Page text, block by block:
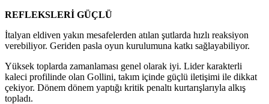
REFLEKSLERİ GÜÇLÜ
İtalyan eldiven yakın mesafelerden atılan şutlarda hızlı reaksiyon
verebiliyor. Geriden pasla oyun kurulumuna katkı sağlayabiliyor.
Yüksek toplarda zamanlaması genel olarak iyi. Lider karakterli
kaleci profilinde olan Gollini, takım içinde güçlü iletişimi ile dikkat
çekiyor. Dönem dönem yaptığı kritik penaltı kurtarışlarıyla alkış
topladı.